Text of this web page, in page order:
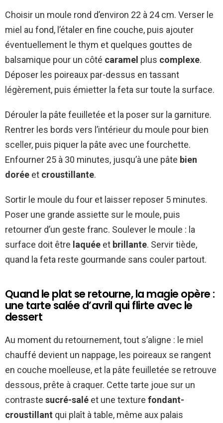
Choisir un moule rond d’environ 22 à 24 cm. Verser le
miel au fond, l’étaler en fine couche, puis ajouter
éventuellement le thym et quelques gouttes de
balsamique pour un côté caramel plus complexe.
Déposer les poireaux par-dessus en tassant
légèrement, puis émietter la feta sur toute la surface.
Dérouler la pâte feuilletée et la poser sur la garniture.
Rentrer les bords vers l’intérieur du moule pour bien
sceller, puis piquer la pâte avec une fourchette.
Enfourner 25 à 30 minutes, jusqu’à une pâte bien
dorée et croustillante.
Sortir le moule du four et laisser reposer 5 minutes.
Poser une grande assiette sur le moule, puis
retourner d’un geste franc. Soulever le moule : la
surface doit être laquée et brillante. Servir tiède,
quand la feta reste gourmande sans couler partout.
Quand le plat se retourne, la magie opère :
une tarte salée d’avril qui flirte avec le
dessert
Au moment du retournement, tout s’aligne : le miel
chauffé devient un nappage, les poireaux se rangent
en couche moelleuse, et la pâte feuilletée se retrouve
dessous, prête à craquer. Cette tarte joue sur un
contraste sucré-salé et une texture fondant-
croustillant qui plaît à table, même aux palais